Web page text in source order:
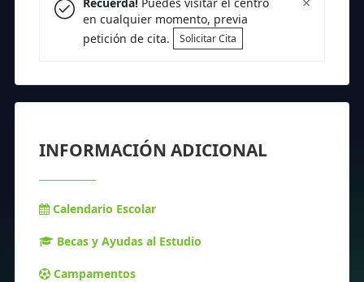
en cualquier momento, previa
petición de cita.
Solicitar Cita
INFORMACIÓN ADICIONAL
Calendario Escolar
Becas y Ayudas al Estudio
Campamentos